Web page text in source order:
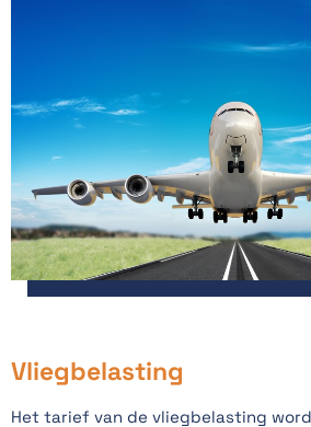
Vliegbelasting
Het tarief van de vliegbelasting